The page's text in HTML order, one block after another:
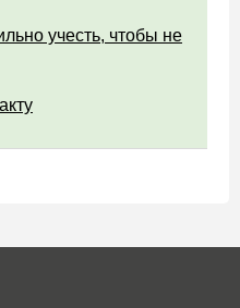
учесть, чтобы не